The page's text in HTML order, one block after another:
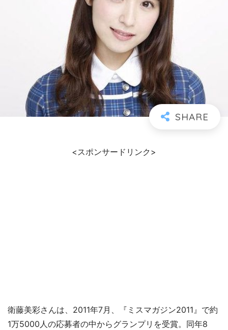
<スポンサードリンク>
衛藤美彩さんは、2011年7月、『ミスマガジン2011』で約
1万5000人の応募者の中からグランプリを受賞。同年8